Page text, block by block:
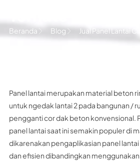
Beranda Blog Jual Panel Lantai
Panel lantai merupakan material beton
untuk ngedak lantai 2 pada bangunan /
pengganti cor dak beton konvensional.
panel lantai saat ini semakin populer di
dikarenakan pengaplikasian panel
dan efisien dibandingkan